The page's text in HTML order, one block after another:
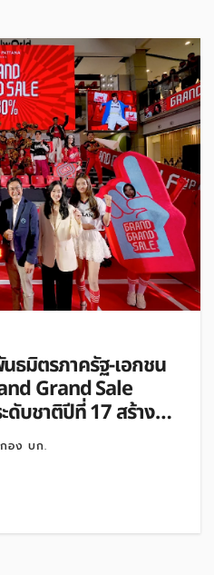
มิตรภาครัฐ-เอกชน
Grand Sale
ดับชาติปีที่ 17 สร้าง
Momentum ดันไทย
ะดับโลก
กอง บก.